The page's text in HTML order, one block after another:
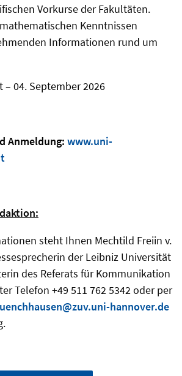
Vorkurse der Fakultäten.
Kenntnissen
Informationen rund um
– 04. September 2026
Anmeldung: www.uni-
steht Ihnen Mechtild Freiin v.
der Leibniz Universität
des Referats für Kommunikation
Telefon +49 511 762 5342 oder per
hannover.de